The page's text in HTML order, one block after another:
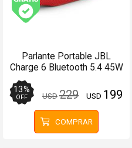
y Pagos)
Parlante Portable JBL
Charge 6 Bluetooth 5.4 45W
28 Horas Auracast Rojo
13%
OFF USD229 USD 199
COMPRAR